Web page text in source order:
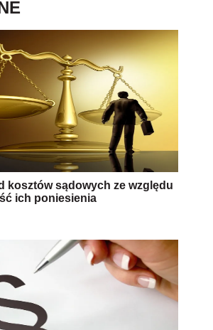
kosztów sądowych ze względu
ich poniesienia